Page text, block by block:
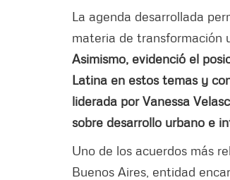
La agenda desarrollada
materia de transformación
Asimismo, evidenció el
Latina en estos temas y
liderada por Vanessa
sobre desarrollo urbano e
Uno de los acuerdos más
Buenos Aires, entidad